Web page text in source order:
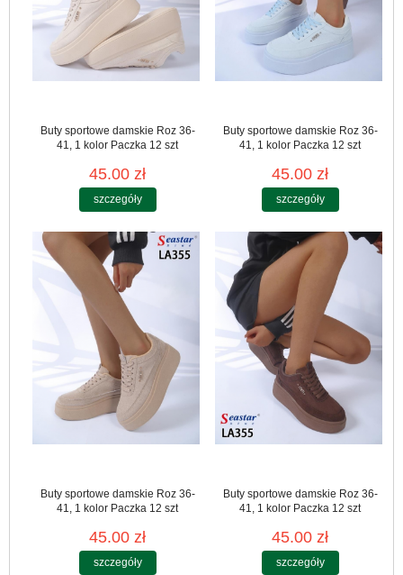
Buty sportowe damskie Roz 36-
41, 1 kolor Paczka 12 szt
45.00 zł
szczegóły
Buty sportowe damskie Roz 36-
41, 1 kolor Paczka 12 szt
45.00 zł
szczegóły
Buty sportowe damskie Roz 36-
41, 1 kolor Paczka 12 szt
45.00 zł
szczegóły
Buty sportowe damskie Roz 36-
41, 1 kolor Paczka 12 szt
45.00 zł
szczegóły